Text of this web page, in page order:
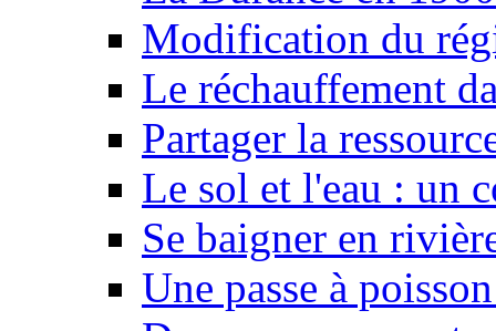
Modification du
Le réchauffement
Partager la
Le sol et l'eau : un
Se baigner en
Une passe à